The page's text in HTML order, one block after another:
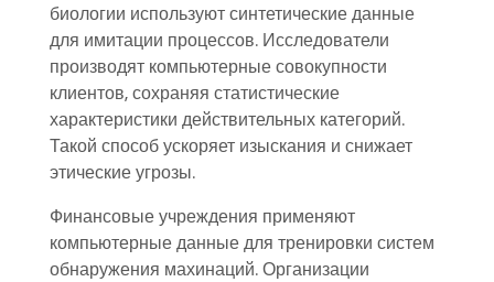
биологии используют синтетические данные
для имитации процессов. Исследователи
производят компьютерные совокупности
клиентов, сохраняя статистические
характеристики действительных категорий.
Такой способ ускоряет изыскания и снижает
этические угрозы.
Финансовые учреждения применяют
компьютерные данные для тренировки систем
обнаружения махинаций. Организации